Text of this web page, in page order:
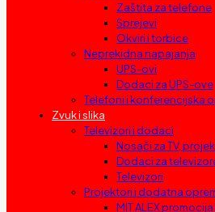
Zaštita za telefone
Sprejevi
Okviri i torbice
Neprekidna napajanja
UPS-ovi
Dodaci za UPS-ove
Telefoni i konferencijska
Zvuk i slika
Televizori i dodaci
Nosači za TV,
Dodaci za
Televizori
Projektori i dodatna
MIT ALEX promocija